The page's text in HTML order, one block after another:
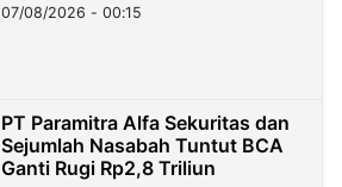
07/08/2026 - 00:15
PT Paramitra Alfa Sekuritas dan
Sejumlah Nasabah Tuntut BCA
Ganti Rugi Rp2,8 Triliun